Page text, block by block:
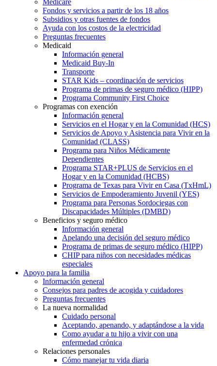
Fondos y servicios a partir de los 18 años
Subsidios y otras fuentes de fondos
Ayuda con los costos de la electricidad
Preguntas frecuentes
Medicaid
Información general
Medicaid Buy-In
Transporte
STAR Kids – coordinación de servicios
Programa de primas de seguro médico (HIPP)
Programa Community First Choice
Programas con exención
Información general
Servicios en el Hogar y en la Comunidad (HCS)
Servicios de Apoyo y Asistencia para Vivir en la
Comunidad (CLASS)
Programa para Niños Médicamente
Dependientes
Programa STAR+PLUS de Servicios en el
Hogar y en la Comunidad (HCBS)
Programa de Texas para Vivir en Casa (TxHmL)
Servicios de Empoderamiento Juvenil (YES)
Programa para Personas Sordociegas con
Discapacidades Múltiples (DMBD)
Beneficios y seguro médico
Información general
Apelando una decisión del seguro médico
Programa de primas de seguro médico (HIPP)
CHIP para niños con necesidades médicas
especiales
Apoyo para la familia
Información general
Consejos para padres de acogida y cuidadores
Preguntas frecuentes
La nueva normalidad
Cuidado personal
Aceptando, apenando, y adaptándose a la vida
Como ayudar a tu hijo a vivir con una
enfermedad crónica
Relaciones personales
Cómo manejar tu vida diaria